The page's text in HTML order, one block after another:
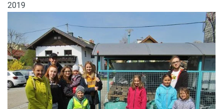
2019